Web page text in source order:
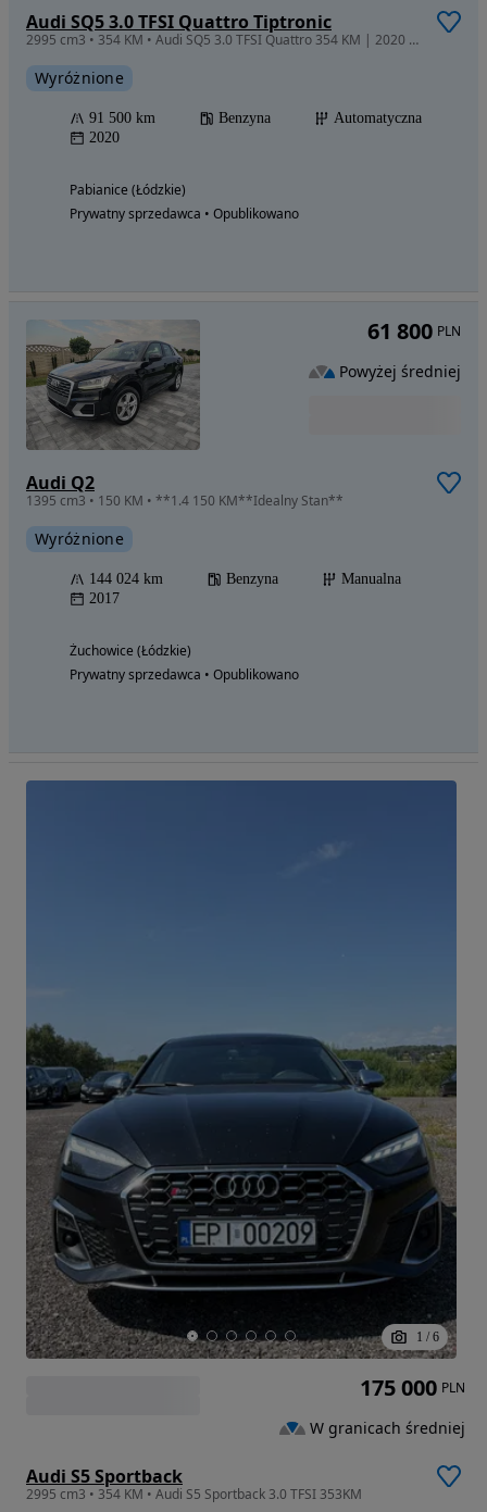
Audi SQ5 3.0 TFSI Quattro Tiptronic
2995 cm3 • 354 KM • Audi SQ5 3.0 TFSI Quattro 354 KM | 2020 | Bang & Olufsen | Pneumatyka
Wyróżnione
91 500 km Benzyna
Automatyczna
2020
Pabianice (Łódzkie)
Prywatny sprzedawca • Opublikowano
Audi Q2
1395 cm3 • 150 KM • **1.4 150 KM**Idealny Stan**
Wyróżnione
144 024 km Benzyna
Manualna
2017
Żuchowice (Łódzkie)
Prywatny sprzedawca • Opublikowano
61 800 PLN
Powyżej średniej
1 / 6
Audi S5 Sportback
2995 cm3 • 354 KM • Audi S5 Sportback 3.0 TFSI 353KM
175 000 PLN
W granicach średniej